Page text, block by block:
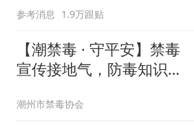
参考消息 1.9万跟贴
【潮禁毒 · 守平安】禁毒
宣传接地气，防毒知识送
潮州市禁毒协会